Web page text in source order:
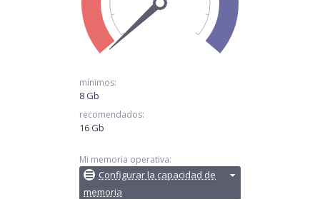
mínimos:
8 Gb
recomendados:
16 Gb
Mi memoria operativa:
Configurar la capacidad de
memoria